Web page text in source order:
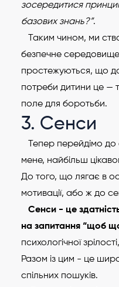
зосередитися
базових знань?”.
Таким чином, ми
безпечне
простежуються, що
потреби дитини це —
поле для боротьби.
3. Сенси
Тепер перейдімо до
мене, найбільш
До того, що лягає в
мотивації, або ж до
Сенси - це
на запитання “щоб
психологічної
Разом із цим - це
спільних пошуків.